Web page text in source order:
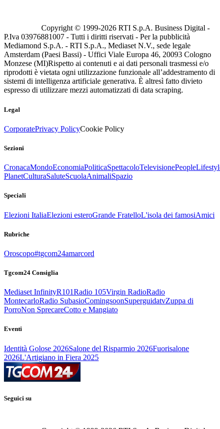
Copyright © 1999-2026 RTI S.p.A. Business Digital -
P.Iva 03976881007 - Tutti i diritti riservati - Per la pubblicità
Mediamond S.p.A. - RTI S.p.A., Mediaset N.V., sede legale
Amsterdam (Paesi Bassi) - Uffici Viale Europa 46, 20093 Cologno
Monzese (MI)Rispetto ai contenuti e ai dati personali trasmessi e/o
riprodotti è vietata ogni utilizzazione funzionale all’addestramento di
sistemi di intelligenza artificiale generativa. È altresì fatto divieto
espresso di utilizzare mezzi automatizzati di data scraping.
Legal
CorporatePrivacy PolicyCookie Policy
Sezioni
CronacaMondoEconomiaPoliticaSpettacoloTelevisionePeople
PlanetCulturaSaluteScuolaAnimaliSpazio
Speciali
Elezioni ItaliaElezioni esteroGrande FratelloL'isola dei famosiAmici
Rubriche
Oroscopo#tgcom24amarcord
Tgcom24 Consiglia
Mediaset InfinityR101Radio 105Virgin RadioRadio
MontecarloRadio SubasioComingsoonSuperguidatvZuppa di
PorroNon SprecareCotto e Mangiato
Eventi
Identità Golose 2026Salone del Risparmio 2026Fuorisalone
2026L'Artigiano in Fiera 2025
Seguici su